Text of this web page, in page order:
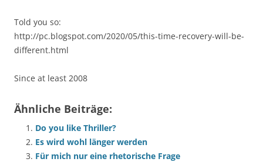
Told you so:
http://pc.blogspot.com/2020/05/this-time-recovery-will-be-
different.html
Since at least 2008
Ähnliche Beiträge:
Do you like Thriller?
Es wird wohl länger werden
Für mich nur eine rhetorische Frage